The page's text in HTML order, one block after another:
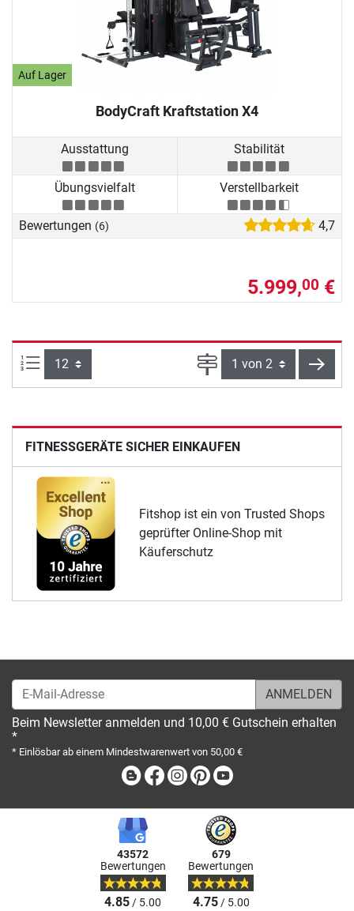
Auf Lager
BodyCraft Kraftstation X4
Ausstattung Stabilität
Übungsvielfalt Verstellbarkeit
Bewertungen (6) 4,7
5.999,00 €
Artikel pro Seite: Seite
FITNESSGERÄTE SICHER EINKAUFEN
Fitshop ist ein von Trusted Shops
geprüfter Online-Shop mit
Käuferschutz
E-Mail-Adresse
Beim Newsletter anmelden und 10,00 € Gutschein erhalten
*
* Einlösbar ab einem Mindestwarenwert von 50,00 €
BlogFacebook
Instagram
Pinterest
43572
Bewertungen
4.85/ 5.00
679
Bewertungen
4.75/ 5.00